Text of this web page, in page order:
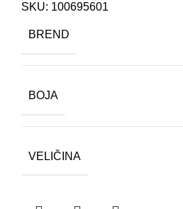
SKU: 100695601
BREND
BOJA
VELIČINA